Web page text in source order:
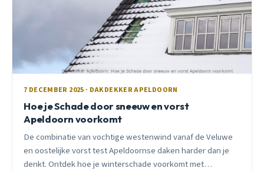
7 DECEMBER 2025 · DAKDEKKER APELDOORN
Hoe je Schade door sneeuw en vorst
Apeldoorn voorkomt
De combinatie van vochtige westenwind vanaf de Veluwe
en oostelijke vorst test Apeldoornse daken harder dan je
denkt. Ontdek hoe je winterschade voorkomt met